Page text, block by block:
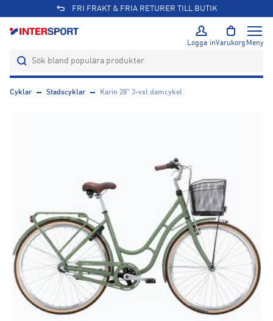
FRI FRAKT & FRIA RETURER TILL BUTIK
Logga inVarukorg Meny
Cyklar Stadscyklar Karin 28" 3-vxl damcykel